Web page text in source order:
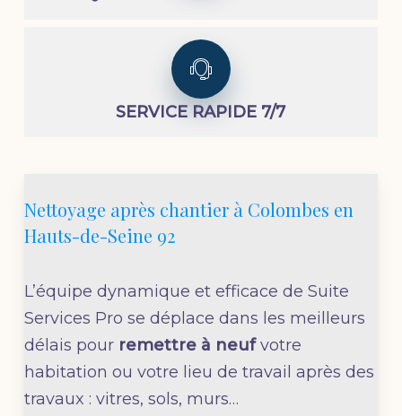
SERVICE RAPIDE 7/7
Nettoyage après chantier à Colombes en
Hauts-de-Seine 92
L’équipe dynamique et efficace de Suite
Services Pro se déplace dans les meilleurs
délais pour remettre à neufvotre
habitation ou votre lieu de travail après des
travaux : vitres, sols, murs…